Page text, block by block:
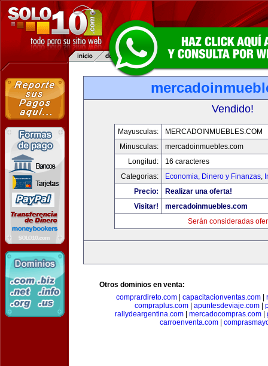
Vendido!
Mayusculas:
MERCADOINMUEBLES.COM
Minusculas:
mercadoinmuebles.com
Longitud:
16 caracteres
Categorias:
Economia, Dinero y Finanzas,
Precio:
Realizar una oferta!
Visitar!
mercadoinmuebles.com
Serán consideradas
Otros dominios en venta:
comprardireto.com| capacitacionventas.com|
compraplus.com| apuntesdeviaje.com|
rallydeargentina.com
mercadocompras.com
carroenventa.com|